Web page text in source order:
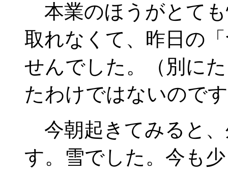
本業のほうがとて
取れなくて、昨日の
せんでした。（別に
たわけではないので
今朝起きてみると
す。雪でした。今も